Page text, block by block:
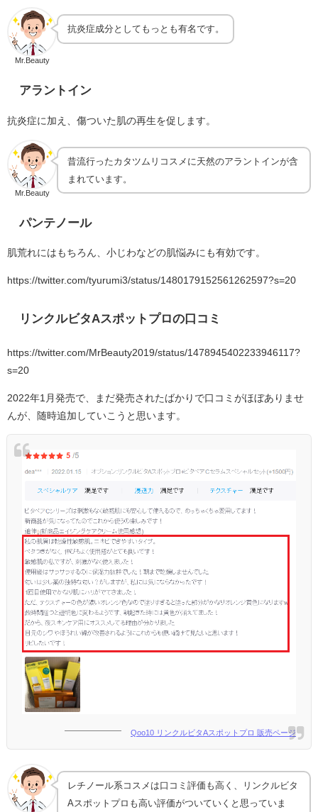
Mr.Beauty
抗炎症成分としてもっとも有名です。
アラントイン
抗炎症に加え、傷ついた肌の再生を促します。
Mr.Beauty
昔流行ったカタツムリコスメに天然のアラントインが含
まれています。
パンテノール
肌荒れにはもちろん、 小じわなどの肌悩みにも有効です。
https://twitter.com/tyurumi3/status/1480179152561262597?s=20
リンクルビタAスポットプロの口コミ
https://twitter.com/MrBeauty2019/status/1478945402233946117?
s=20
2022年1月発売で、まだ発売されたばかりで口コミがほぼありませ
んが、随時追加していこうと思います。
Qoo10 リンクルビタAスポットプロ 販売ページ
レチノール系コスメは口コミ評価も高く、リンクルビタ
Aスポットプロも高い評価がついていくと思っていま